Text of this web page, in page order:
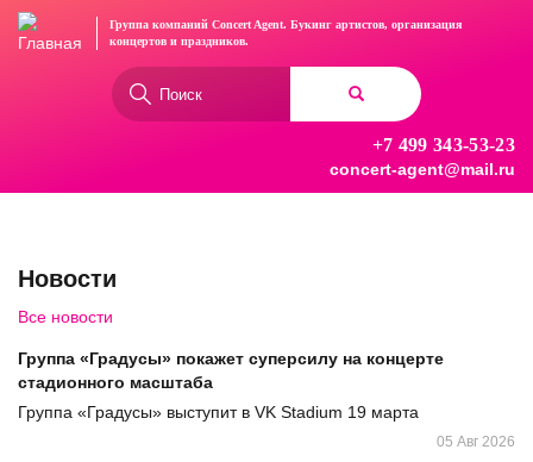
Перейти
Группа компаний Concert Agent. Букинг артистов, организация
концертови праздников.
+7 499 343-53-23
concert-agent@mail.ru
Новости
Все новости
Группа «Градусы» покажет суперсилу на концерте
стадионного масштаба
Группа «Градусы» выступит в VK Stadium 19 марта
05 Авг 2026